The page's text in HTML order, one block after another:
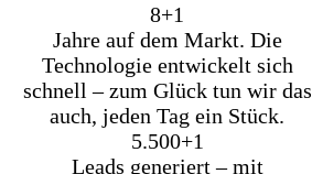
8+1
Jahre auf dem Markt. Die
Technologie entwickelt sich
schnell – zum Glück tun wir das
auch, jeden Tag ein Stück.
5.500+1
Leads generiert – mit